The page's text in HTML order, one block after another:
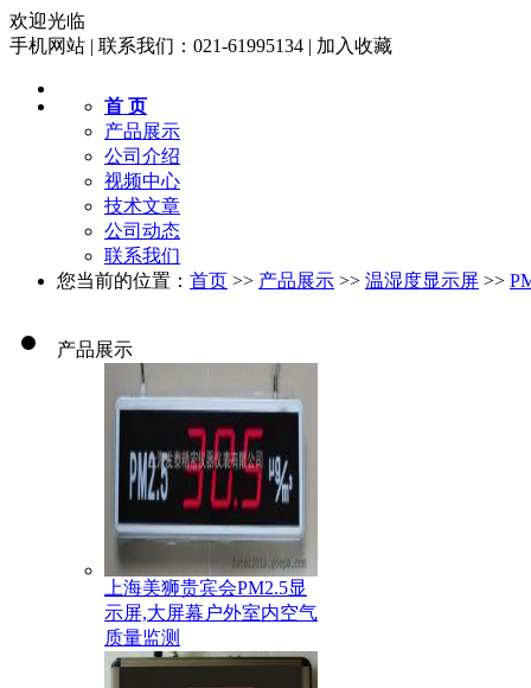
欢迎光临
手机网站 | 联系我们：021-61995134 | 加入收藏
首 页
产品展示
公司介绍
视频中心
技术文章
公司动态
联系我们
您当前的位置： 首页 >> 产品展示 >> 温湿度显示屏 >>
产品展示
上海美狮贵宾会PM2.5显
示屏,大屏幕户外室内空气
质量监测